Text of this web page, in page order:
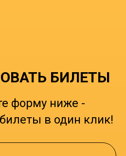
БИЛЕТЫ
форму ниже -
в один клик!